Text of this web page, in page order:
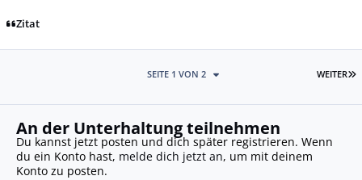
Zitat
WEITER
SEITE 1 VON 2
An der Unterhaltung teilnehmen
Du kannst jetzt posten und dich später registrieren. Wenn
du ein Konto hast, melde dich jetzt an, um mit deinem
Konto zu posten.